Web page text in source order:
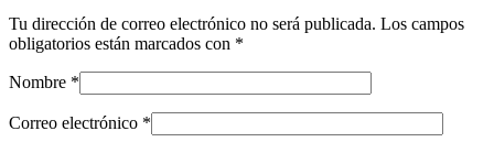
Tu dirección de correo electrónico no será publicada. Los campos
obligatorios están marcados con *
Nombre *
Correo electrónico *